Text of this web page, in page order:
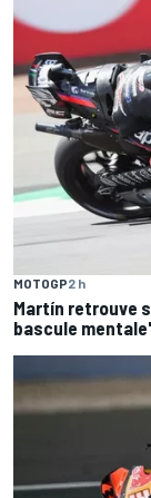
MOTOGP2 h
Martín retrouve
bascule